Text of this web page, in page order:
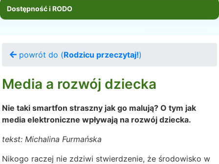
Dostępność i RODO
powrót do (Rodzicu przeczytaj!)
Media a rozwój dziecka
Nie taki smartfon straszny jak go malują? O tym jak
media elektroniczne wpływają na rozwój dziecka.
tekst: Michalina Furmańska
Nikogo raczej nie zdziwi stwierdzenie, że środowisko w